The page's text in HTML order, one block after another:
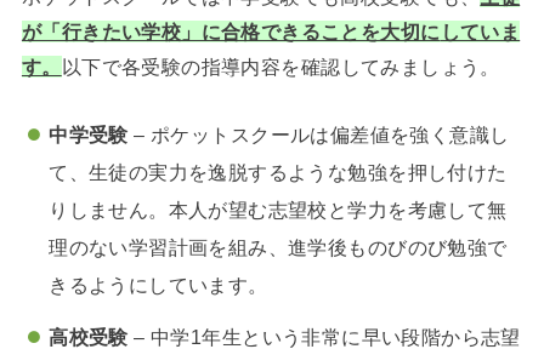
が「行きたい学校」に合格できることを大切に していま
す。 以下で各受験の指導内容を確認してみましょう。
中学受験 – ポケットスクールは偏差値を強く意識し
て、生徒の実力を逸脱するような勉強を押し付けた
りしません。本人が望む志望校と学力を考慮して無
理のない学習計画を組み、進学後ものびのび勉強で
きるようにしています。
高校受験 – 中学1年生という非常に早い段階から志望